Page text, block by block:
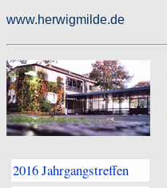
www.herwigmilde.de
2016 Jahrgangstreffen